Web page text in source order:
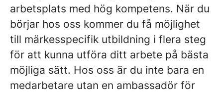
arbetsplats med hög kompetens. När du
börjar hos oss kommer du få möjlighet
till märkesspecifik utbildning i flera steg
för att kunna utföra ditt arbete på bästa
möjliga sätt. Hos oss är du inte bara en
medarbetare utan en ambassadör för